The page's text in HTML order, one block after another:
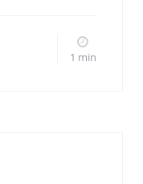
1 min